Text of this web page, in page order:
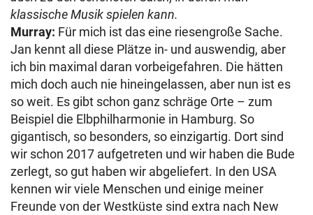
klassische Musik spielen kann.
Murray: Für mich ist das eine riesengroße Sache.
Jan kennt all diese Plätze in- und auswendig, aber
ich bin maximal daran vorbeigefahren. Die hätten
mich doch auch nie hineingelassen, aber nun ist es
so weit. Es gibt schon ganz schräge Orte – zum
Beispiel die Elbphilharmonie in Hamburg. So
gigantisch, so besonders, so einzigartig. Dort sind
wir schon 2017 aufgetreten und wir haben die Bude
zerlegt, so gut haben wir abgeliefert. In den USA
kennen wir viele Menschen und einige meiner
Freunde von der Westküste sind extra nach New